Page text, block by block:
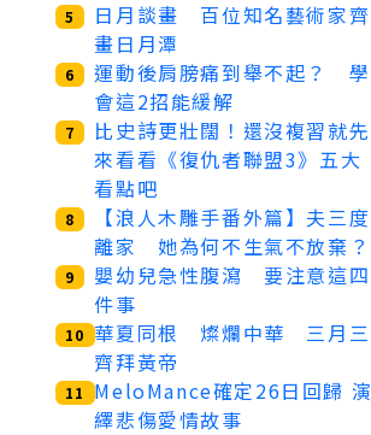
5
日月談畫 百位知名藝術家齊
畫日月潭
6
運動後肩膀痛到舉不起？ 學
會這2招能緩解
7
比史詩更壯闊！還沒複習就先
來看看《復仇者聯盟3》五大
看點吧
8
【浪人木雕手番外篇】夫三度
離家 她為何不生氣不放棄？
9
嬰幼兒急性腹瀉 要注意這四
件事
10 華夏同根 燦爛中華 三月三
齊拜黃帝
11
MeloMance確定26日回歸 演
繹悲傷愛情故事